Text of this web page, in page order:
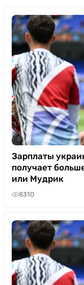
Зарплаты
получает
или Мудрик
8310